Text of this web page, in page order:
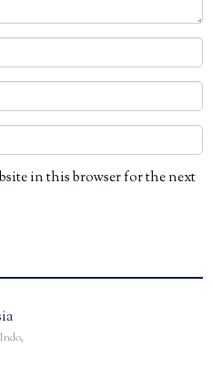
in this browser for the next
,